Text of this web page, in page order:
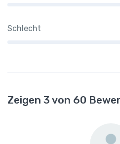
Schlecht
Zeigen 3 von 60